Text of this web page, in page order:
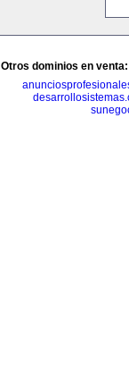
Otros dominios en venta: